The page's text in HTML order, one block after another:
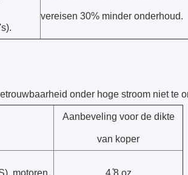
vereisen 30% minder onderhoud.
onder hoge stroom niet te
Aanbeveling voor de dikte
van koper
motoren. 4 ̊8 oz